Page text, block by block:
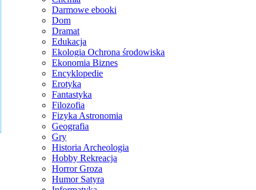
Darmowe ebooki
Dom
Dramat
Edukacja
Ekologia Ochrona środowiska
Ekonomia Biznes
Encyklopedie
Erotyka
Fantastyka
Filozofia
Fizyka Astronomia
Geografia
Gry
Historia Archeologia
Hobby Rekreacja
Horror Groza
Humor Satyra